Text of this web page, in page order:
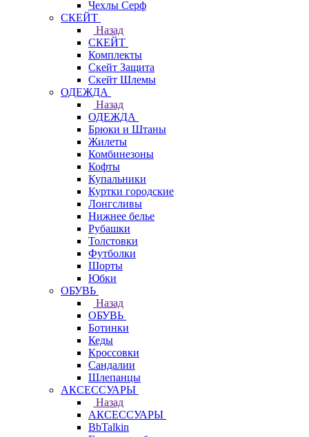
Чехлы Cерф
СКЕЙТ
Назад
СКЕЙТ
Комплекты
Скейт Защита
Скейт Шлемы
ОДЕЖДА
Назад
ОДЕЖДА
Брюки и Штаны
Жилеты
Комбинезоны
Кофты
Купальники
Куртки городские
Лонгсливы
Нижнее белье
Рубашки
Толстовки
Футболки
Шорты
Юбки
ОБУВЬ
Назад
ОБУВЬ
Ботинки
Кеды
Кроссовки
Сандалии
Шлепанцы
АКСЕССУАРЫ
Назад
АКСЕССУАРЫ
BbTalkin